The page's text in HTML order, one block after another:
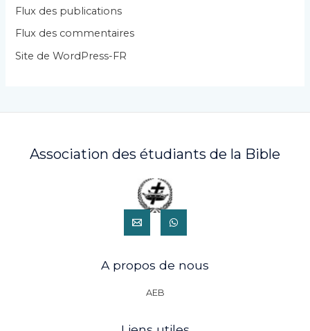
i
e
Flux des publications
Flux des commentaires
Site de WordPress-FR
Association des étudiants de la Bible
A propos de nous
AEB